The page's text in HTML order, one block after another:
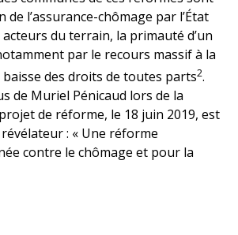
de l’assurance-chômage par l’État
du terrain, la primauté d’un
par le recours massif à la
des droits de toutes parts2.
de Muriel Pénicaud lors de la
de réforme, le 18 juin 2019, est
: « Une réforme
contre le chômage et pour la